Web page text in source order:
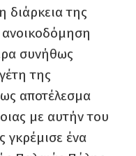
διάρκεια της
ανοικοδόμηση
συνήθως
της
αποτέλεσμα
με αυτήν του
γκρέμισε ένα